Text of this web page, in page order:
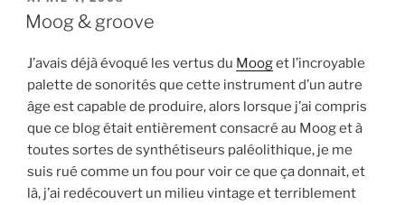
ON
Moog & groove
J’avais déjà évoqué les vertus du Mooget l’incroyable
palette de sonorités que cette instrument d’un autre
âge est capable de produire, alors lorsque j’ai compris
que ce blog était entièrement consacré au Moog et à
toutes sortes de synthétiseurs paléolithique, je me
suis rué comme un fou pour voir ce que ça donnait, et
là, j’ai redécouvert un milieu vintage et terriblement